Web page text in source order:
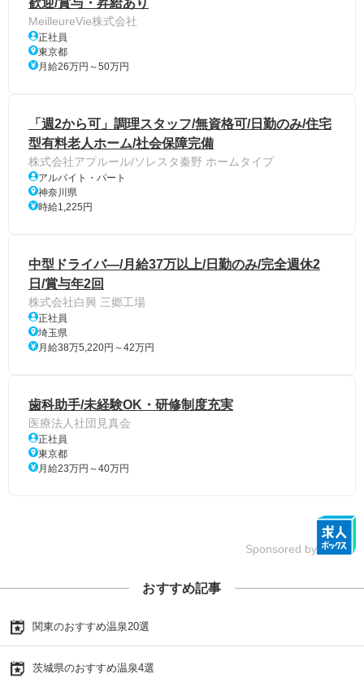
歓迎/賞与・昇給あり
MeilleureVie株式会社
正社員
東京都
月給26万円～50万円
「週2から可」調理スタッフ/無資格可/日勤のみ/住宅
型有料老人ホーム/社会保障完備
株式会社アプルール/ソレスタ秦野 ホームタイプ
アルバイト・パート
神奈川県
時給1,225円
中型ドライバ―/月給37万以上/日勤のみ/完全週休2
日/賞与年2回
株式会社白興 三郷工場
正社員
埼玉県
月給38万5,220円～42万円
歯科助手/未経験OK・研修制度充実
医療法人社団見真会
正社員
東京都
月給23万円～40万円
Sponsored by
おすすめ記事
関東のおすすめ温泉20選
茨城県のおすすめ温泉4選